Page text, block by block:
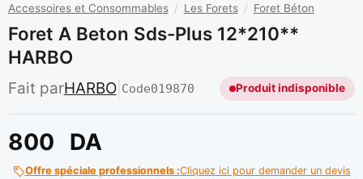
Accessoires et Consommables / Les Forets / Foret Béton
Foret A Beton Sds-Plus 12*210**
HARBO
Fait parHARBO| Code019870 Produit indisponible
800 DA
Offre spéciale professionnels :Cliquez ici pour demander un devis